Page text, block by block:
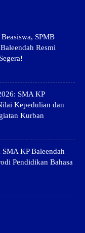
SPMB
Resmi
SMA KP
Kepedulian dan
Kurban
KP Baleendah
Pendidikan Bahasa